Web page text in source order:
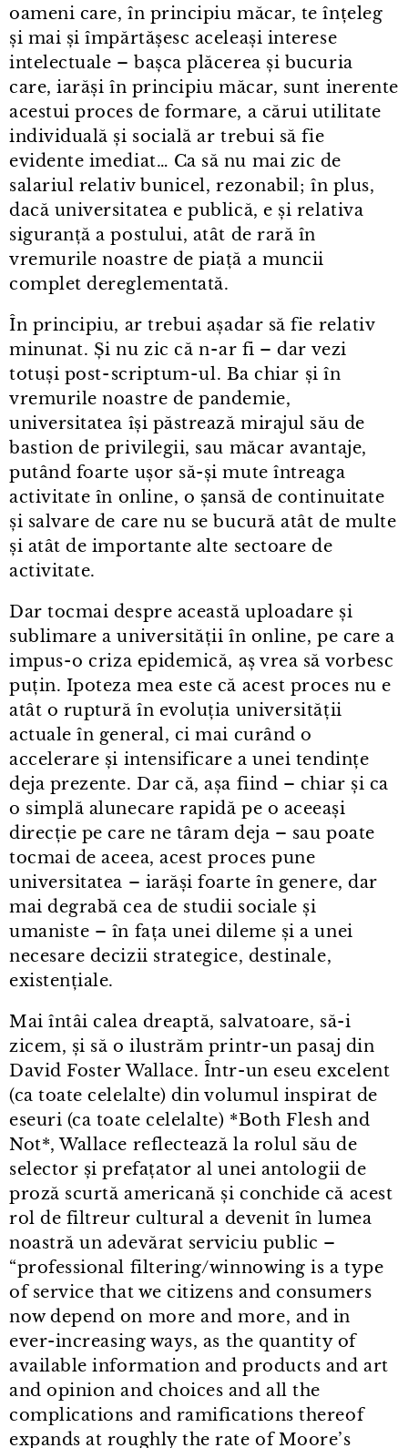
oameni care, în principiu măcar, te înțeleg
și mai și împărtășesc aceleași interese
intelectuale – bașca plăcerea și bucuria
care, iarăși în principiu măcar, sunt inerente
acestui proces de formare, a cărui utilitate
individuală și socială ar trebui să fie
evidente imediat… Ca să nu mai zic de
salariul relativ bunicel, rezonabil; în plus,
dacă universitatea e publică, e și relativa
siguranță a postului, atât de rară în
vremurile noastre de piață a muncii
complet dereglementată.
În principiu, ar trebui așadar să fie relativ
minunat. Și nu zic că n⁠-⁠ar fi – dar vezi
totuși post⁠-⁠scriptum⁠-⁠ul. Ba chiar și în
vremurile noastre de pandemie,
universitatea își păstrează mirajul său de
bastion de privilegii, sau măcar avantaje,
putând foarte ușor să-și mute întreaga
activitate în online, o șansă de continuitate
și salvare de care nu se bucură atât de multe
și atât de importante alte sectoare de
activitate.
Dar tocmai despre această uploadare și
sublimare a universității în online, pe care a
impus⁠-⁠o criza epidemică, aș vrea să vorbesc
puțin. Ipoteza mea este că acest proces nu e
atât o ruptură în evoluția universității
actuale în general, ci mai curând o
accelerare și intensificare a unei tendințe
deja prezente. Dar că, așa fiind – chiar și ca
o simplă alunecare rapidă pe o aceeași
direcție pe care ne târam deja – sau poate
tocmai de aceea, acest proces pune
universitatea – iarăși foarte în genere, dar
mai degrabă cea de studii sociale și
umaniste – în fața unei dileme și a unei
necesare decizii strategice, destinale,
existențiale.
Mai întâi calea dreaptă, salvatoare, să-i
zicem, și să o ilustrăm printr⁠-⁠un pasaj din
David Foster Wallace. Într⁠-⁠un eseu excelent
(ca toate celelalte) din volumul inspirat de
eseuri (ca toate celelalte) *Both Flesh and
Not*, Wallace reflectează la rolul său de
selector și prefațator al unei antologii de
proză scurtă americană și conchide că acest
rol de filtreur cultural a devenit în lumea
noastră un adevărat serviciu public –
“professional filtering/winnowing is a type
of service that we citizens and consumers
now depend on more and more, and in
ever⁠-⁠increasing ways, as the quantity of
available information and products and art
and opinion and choices and all the
complications and ramifications thereof
expands at roughly the rate of Moore’s